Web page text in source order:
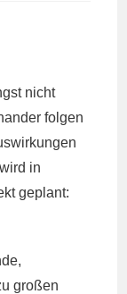
nicht
folgen
in
geplant:
großen